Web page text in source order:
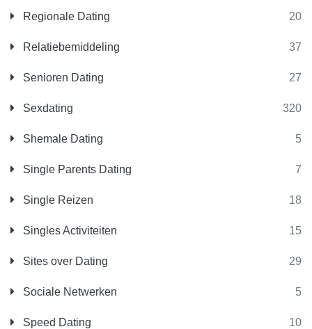
Regionale Dating 20
Relatiebemiddeling 37
Senioren Dating 27
Sexdating 320
Shemale Dating 5
Single Parents Dating 7
Single Reizen 18
Singles Activiteiten 15
Sites over Dating 29
Sociale Netwerken 5
Speed Dating 10